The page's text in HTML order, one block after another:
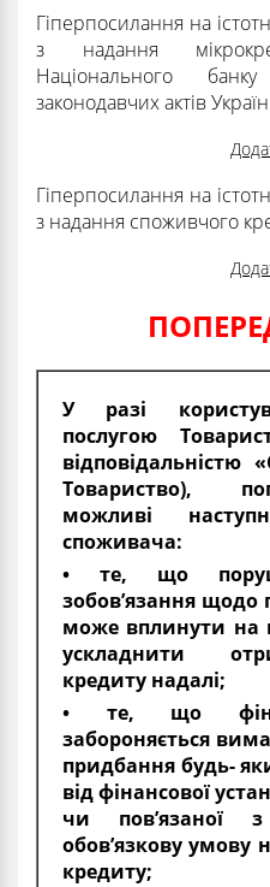
Гіперпосилання на
з надання
Національного
законодавчих актів
Гіперпосилання на
з надання споживчого
У разі
послугою
відповідальністю
Товариство),
можливі
споживача:
• те, що
зобов’язання щодо
може вплинути на
ускладнити
кредиту надалі;
• те, що
забороняється
придбання будь-
від фінансової
чи
обов’язкову умову
кредиту;